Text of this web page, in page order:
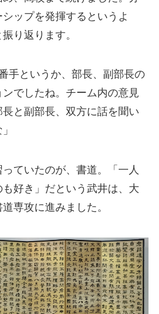
ップを発揮するというよ
り返ります。
手というか、部長、副部長の
でしたね。チーム内の意見
と副部長、双方に話を聞い
ていたのが、書道。「一人
好き」だという武井は、大
専攻に進みました。